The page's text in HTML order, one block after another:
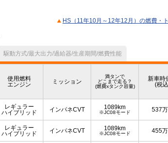
HS（11年10月～12年12月）の燃費・
駆動方式/最大出力/過給器/生産期間/燃費性能
使用燃料
エンジン
ミッション
満タンで
どこまで走る？
(燃費xタンク容量)
新車時
(税
レギュラー
ハイブリッド
インパネCVT 1089km
※JC08モード 537
レギュラー
ハイブリッド
インパネCVT 1089km
※JC08モード 455